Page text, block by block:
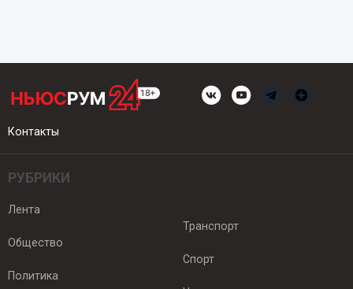
Контакты
РУБРИКИ
Лента
Общество
Политика
Транспорт
Спорт